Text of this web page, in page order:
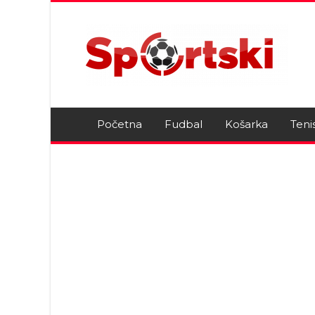
Početna Fudbal Košarka